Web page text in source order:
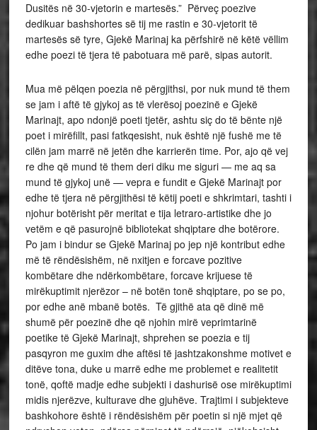
Dusitës në 30-vjetorin e martesës.” Përveç poezive
dedikuar bashshortes së tij me rastin e 30-vjetorit të
martesës së tyre, Gjekë Marinaj ka përfshirë në këtë vëllim
edhe poezi të tjera të pabotuara më parë, sipas autorit.
Mua më pëlqen poezia në përgjithsi, por nuk mund të them
se jam i aftë të gjykoj as të vlerësoj poezinë e Gjekë
Marinajt, apo ndonjë poeti tjetër, ashtu siç do të bënte një
poet i mirëfillt, pasi fatkqesisht, nuk është një fushë me të
cilën jam marrë në jetën dhe karrierën time. Por, ajo që vej
re dhe që mund të them deri diku me siguri — me aq sa
mund të gjykoj unë — vepra e fundit e Gjekë Marinajt por
edhe të tjera në përgjithësi të këtij poeti e shkrimtari, tashti i
njohur botërisht për meritat e tija letraro-artistike dhe jo
vetëm e që pasurojnë bibliotekat shqiptare dhe botërore.
Po jam i bindur se Gjekë Marinaj po jep një kontribut edhe
më të rëndësishëm, në nxitjen e forcave pozitive
kombëtare dhe ndërkombëtare, forcave krijuese të
mirëkuptimit njerëzor – në botën tonë shqiptare, po se po,
por edhe anë mbanë botës. Të gjithë ata që dinë më
shumë për poezinë dhe që njohin mirë veprimtarinë
poetike të Gjekë Marinajt, shprehen se poezia e tij
pasqyron me guxim dhe aftësi të jashtzakonshme motivet e
ditëve tona, duke u marrë edhe me problemet e realitetit
tonë, qoftë madje edhe subjekti i dashurisë ose mirëkuptimi
midis njerëzve, kulturave dhe gjuhëve. Trajtimi i subjekteve
bashkohore është i rëndësishëm për poetin si një mjet që